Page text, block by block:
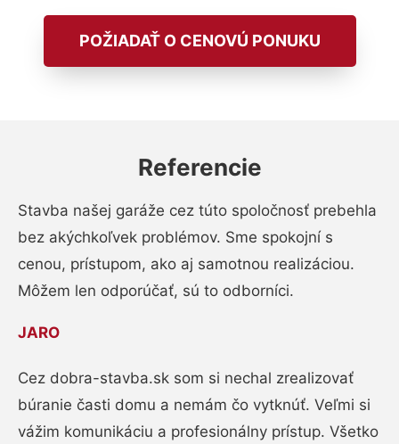
POŽIADAŤ O CENOVÚ PONUKU
Referencie
Stavba našej garáže cez túto spoločnosť prebehla
bez akýchkoľvek problémov. Sme spokojní s
cenou, prístupom, ako aj samotnou realizáciou.
Môžem len odporúčať, sú to odborníci.
JARO
Cez dobra-stavba.sk som si nechal zrealizovať
búranie časti domu a nemám čo vytknúť. Veľmi si
vážim komunikáciu a profesionálny prístup. Všetko